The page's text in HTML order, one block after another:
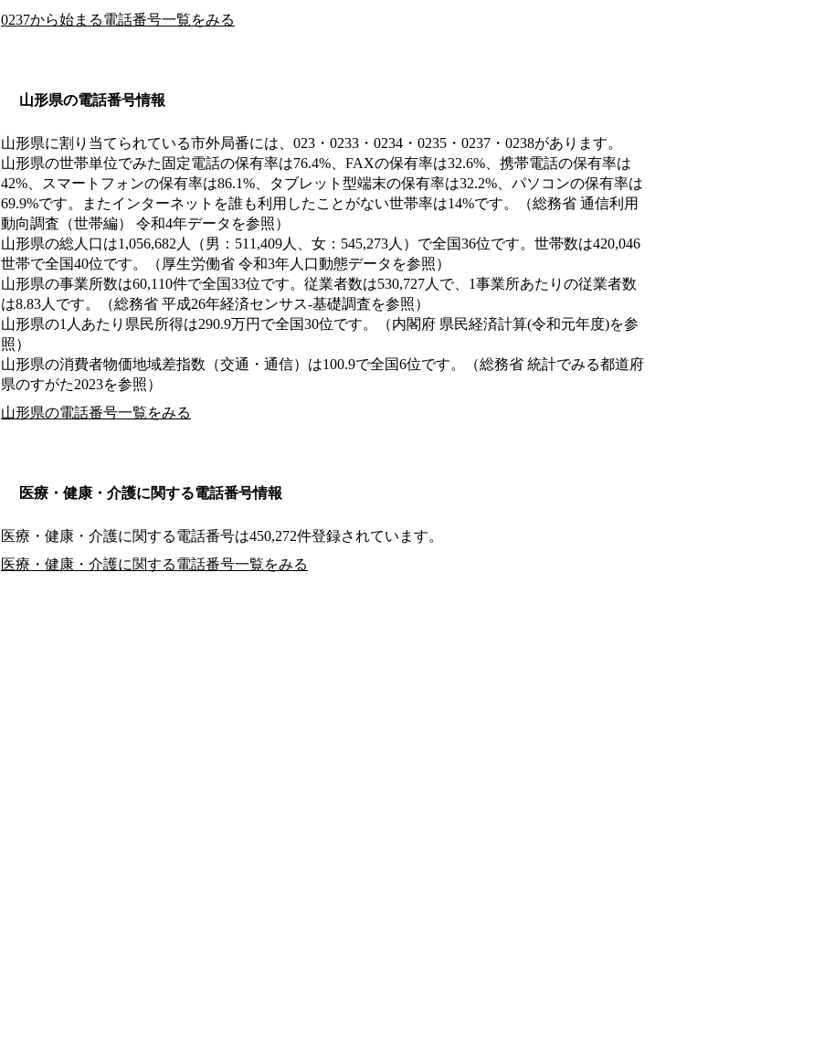
0237から始まる電話番号一覧をみる
山形県の電話番号情報
山形県に割り当てられている市外局番には、023・0233・0234・0235・0237・0238があります。
山形県の世帯単位でみた固定電話の保有率は76.4%、FAXの保有率は32.6%、携帯電話の保有率は
42%、スマートフォンの保有率は86.1%、タブレット型端末の保有率は32.2%、パソコンの保有率は
69.9%です。またインターネットを誰も利用したことがない世帯率は14%です。（総務省 通信利用
動向調査（世帯編） 令和4年データを参照）
山形県の総人口は1,056,682人（男：511,409人、女：545,273人）で全国36位です。世帯数は420,046
世帯で全国40位です。（厚生労働省 令和3年人口動態データを参照）
山形県の事業所数は60,110件で全国33位です。従業者数は530,727人で、1事業所あたりの従業者数
は8.83人です。（総務省 平成26年経済センサス‐基礎調査を参照）
山形県の1人あたり県民所得は290.9万円で全国30位です。（内閣府 県民経済計算(令和元年度)を参
照）
山形県の消費者物価地域差指数（交通・通信）は100.9で全国6位です。（総務省 統計でみる都道府
県のすがた2023を参照）
山形県の電話番号一覧をみる
医療・健康・介護に関する電話番号情報
医療・健康・介護に関する電話番号は450,272件登録されています。
医療・健康・介護に関する電話番号一覧をみる